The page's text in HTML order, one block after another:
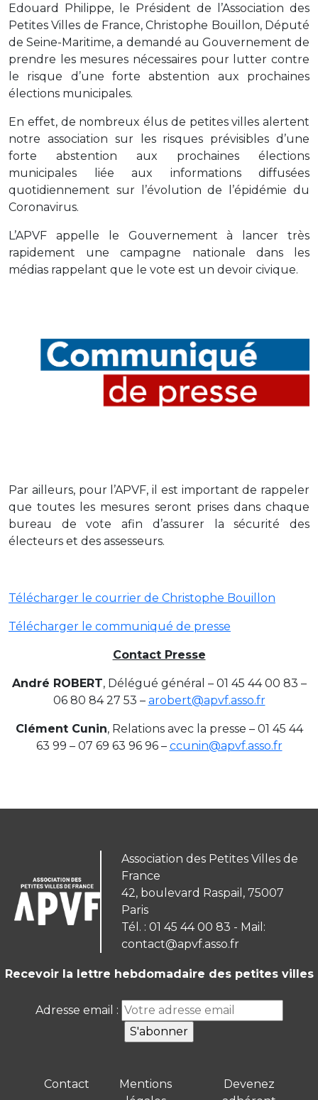
Edouard Philippe, le Président de l’Association des
Petites Villes de France, Christophe Bouillon, Député
de Seine-Maritime, a demandé au Gouvernement de
prendre les mesures nécessaires pour lutter contre
le risque d’une forte abstention aux prochaines
élections municipales.
En effet, de nombreux élus de petites villes alertent
notre association sur les risques prévisibles d’une
forte abstention aux prochaines élections
municipales liée aux informations diffusées
quotidiennement sur l’évolution de l’épidémie du
Coronavirus.
L’APVF appelle le Gouvernement à lancer très
rapidement une campagne nationale dans les
médias rappelant que le vote est un devoir civique.
Par ailleurs, pour l’APVF, il est important de rappeler
que toutes les mesures seront prises dans chaque
bureau de vote afin d’assurer la sécurité des
électeurs et des assesseurs.
Télécharger le courrier de Christophe Bouillon
Télécharger le communiqué de presse
Contact Presse
André ROBERT, Délégué général – 01 45 44 00 83 –
06 80 84 27 53 – arobert@apvf.asso.fr
Clément Cunin, Relations avec la presse – 01 45 44
63 99 – 07 69 63 96 96 – ccunin@apvf.asso.fr
Association des Petites Villes de
France
42, boulevard Raspail, 75007
Paris
Tél. : 01 45 44 00 83 - Mail:
contact@apvf.asso.fr
Recevoir la lettre hebdomadaire des petites villes
Adresse email :
Contact
Mentions
Devenez